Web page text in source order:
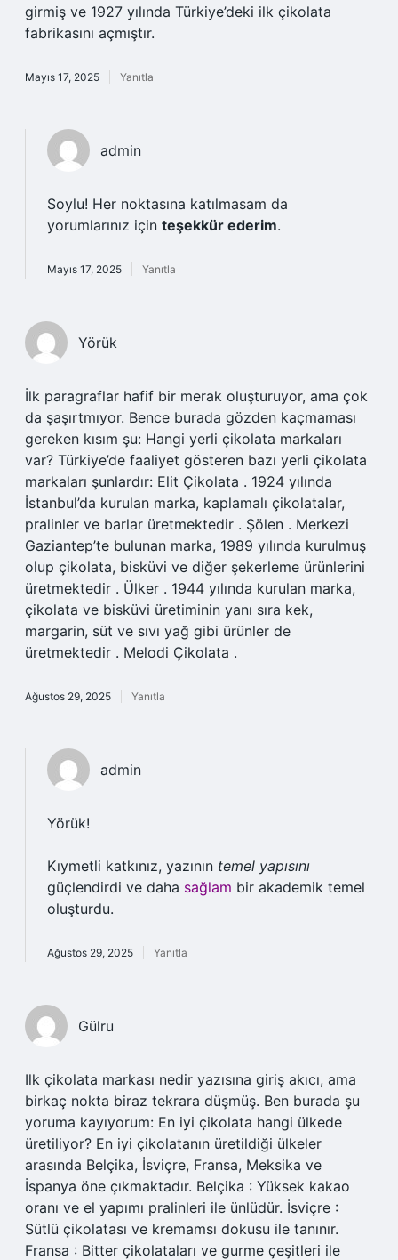
girmiş ve 1927 yılında Türkiye’deki ilk çikolata
fabrikasını açmıştır.
Mayıs 17, 2025 Yanıtla
admin
Soylu! Her noktasına katılmasam da
yorumlarınız için teşekkür ederim.
Mayıs 17, 2025 Yanıtla
Yörük
İlk paragraflar hafif bir merak oluşturuyor, ama çok
da şaşırtmıyor. Bence burada gözden kaçmaması
gereken kısım şu: Hangi yerli çikolata markaları
var? Türkiye’de faaliyet gösteren bazı yerli çikolata
markaları şunlardır: Elit Çikolata . 1924 yılında
İstanbul’da kurulan marka, kaplamalı çikolatalar,
pralinler ve barlar üretmektedir . Şölen . Merkezi
Gaziantep’te bulunan marka, 1989 yılında kurulmuş
olup çikolata, bisküvi ve diğer şekerleme ürünlerini
üretmektedir . Ülker . 1944 yılında kurulan marka,
çikolata ve bisküvi üretiminin yanı sıra kek,
margarin, süt ve sıvı yağ gibi ürünler de
üretmektedir . Melodi Çikolata .
Ağustos 29, 2025 Yanıtla
admin
Yörük!
Kıymetli katkınız, yazının temel yapısını
güçlendirdi ve daha sağlam bir akademik temel
oluşturdu.
Ağustos 29, 2025 Yanıtla
Gülru
Ilk çikolata markası nedir yazısına giriş akıcı, ama
birkaç nokta biraz tekrara düşmüş. Ben burada şu
yoruma kayıyorum: En iyi çikolata hangi ülkede
üretiliyor? En iyi çikolatanın üretildiği ülkeler
arasında Belçika, İsviçre, Fransa, Meksika ve
İspanya öne çıkmaktadır. Belçika : Yüksek kakao
oranı ve el yapımı pralinleri ile ünlüdür. İsviçre :
Sütlü çikolatası ve kremamsı dokusu ile tanınır.
Fransa : Bitter çikolataları ve gurme çeşitleri ile